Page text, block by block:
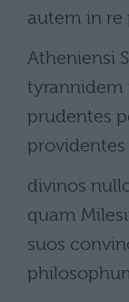
autem in re
Atheniensi
tyrannidem
prudentes
providentes
divinos
quam
suos